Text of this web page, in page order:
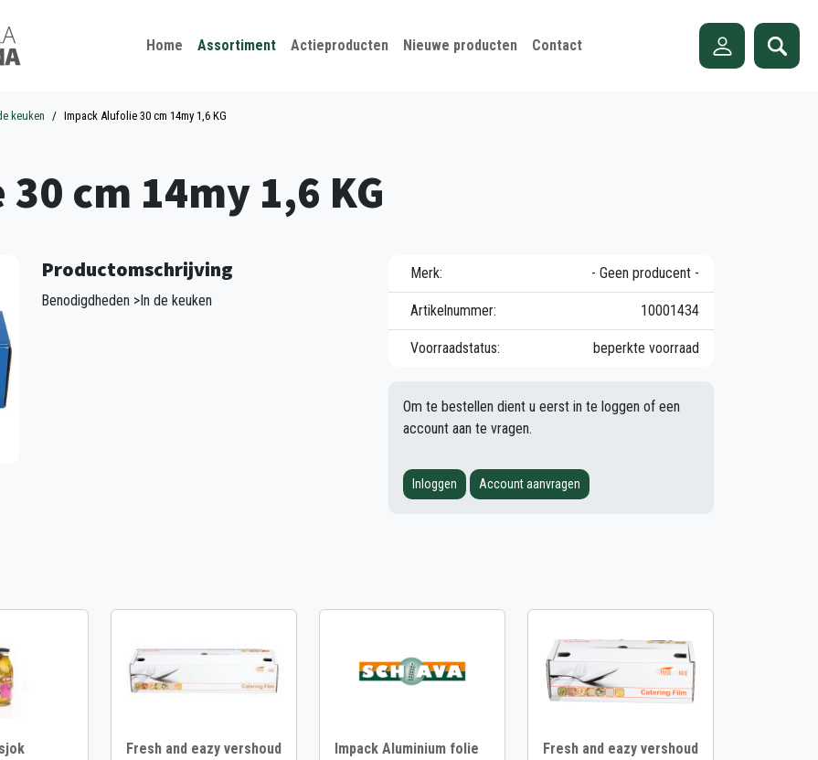
Home Assortiment Actieproducten Nieuwe producten Contact
keuken Impack Alufolie 30 cm 14my 1,6 KG
cm 14my 1,6 KG
Productomschrijving
Benodigdheden >In de keuken
Merk: - Geen producent -
Artikelnummer: 10001434
Voorraadstatus: beperkte voorraad
Om te bestellen dient u eerst in te loggen of een
account aan te vragen.
Inloggen Account aanvragen
Fresh and eazy vershoud
Impack Aluminium folie
Fresh and eazy vershoud